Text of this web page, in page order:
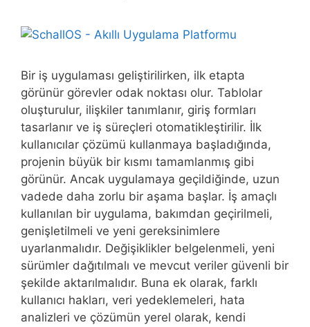
Bir iş uygulaması geliştirilirken, ilk etapta
görünür görevler odak noktası olur. Tablolar
oluşturulur, ilişkiler tanımlanır, giriş formları
tasarlanır ve iş süreçleri otomatikleştirilir. İlk
kullanıcılar çözümü kullanmaya başladığında,
projenin büyük bir kısmı tamamlanmış gibi
görünür. Ancak uygulamaya geçildiğinde, uzun
vadede daha zorlu bir aşama başlar. İş amaçlı
kullanılan bir uygulama, bakımdan geçirilmeli,
genişletilmeli ve yeni gereksinimlere
uyarlanmalıdır. Değişiklikler belgelenmeli, yeni
sürümler dağıtılmalı ve mevcut veriler güvenli bir
şekilde aktarılmalıdır. Buna ek olarak, farklı
kullanıcı hakları, veri yedeklemeleri, hata
analizleri ve çözümün yerel olarak, kendi